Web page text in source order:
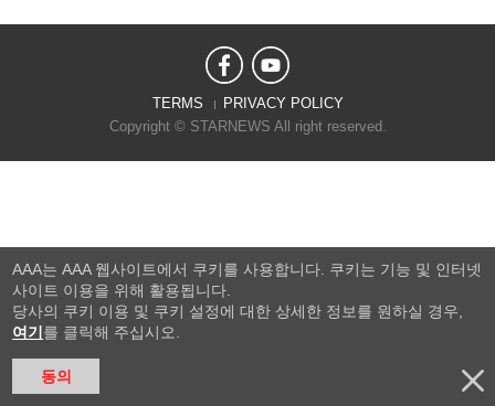
TERMS
PRIVACY POLICY
Copyright © STARNEWS All right reserved.
AAA는 AAA 웹사이트에서 쿠키를 사용합니다. 쿠키는 기능 및 인터넷
사이트 이용을 위해 활용됩니다.
당사의 쿠키 이용 및 쿠키 설정에 대한 상세한 정보를 원하실 경우,
여기 를 클릭해 주십시오.
동의